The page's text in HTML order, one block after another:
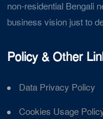
non-residential Bengali
business vision just to
Policy & Other
Data Privacy Policy
Cookies Usage